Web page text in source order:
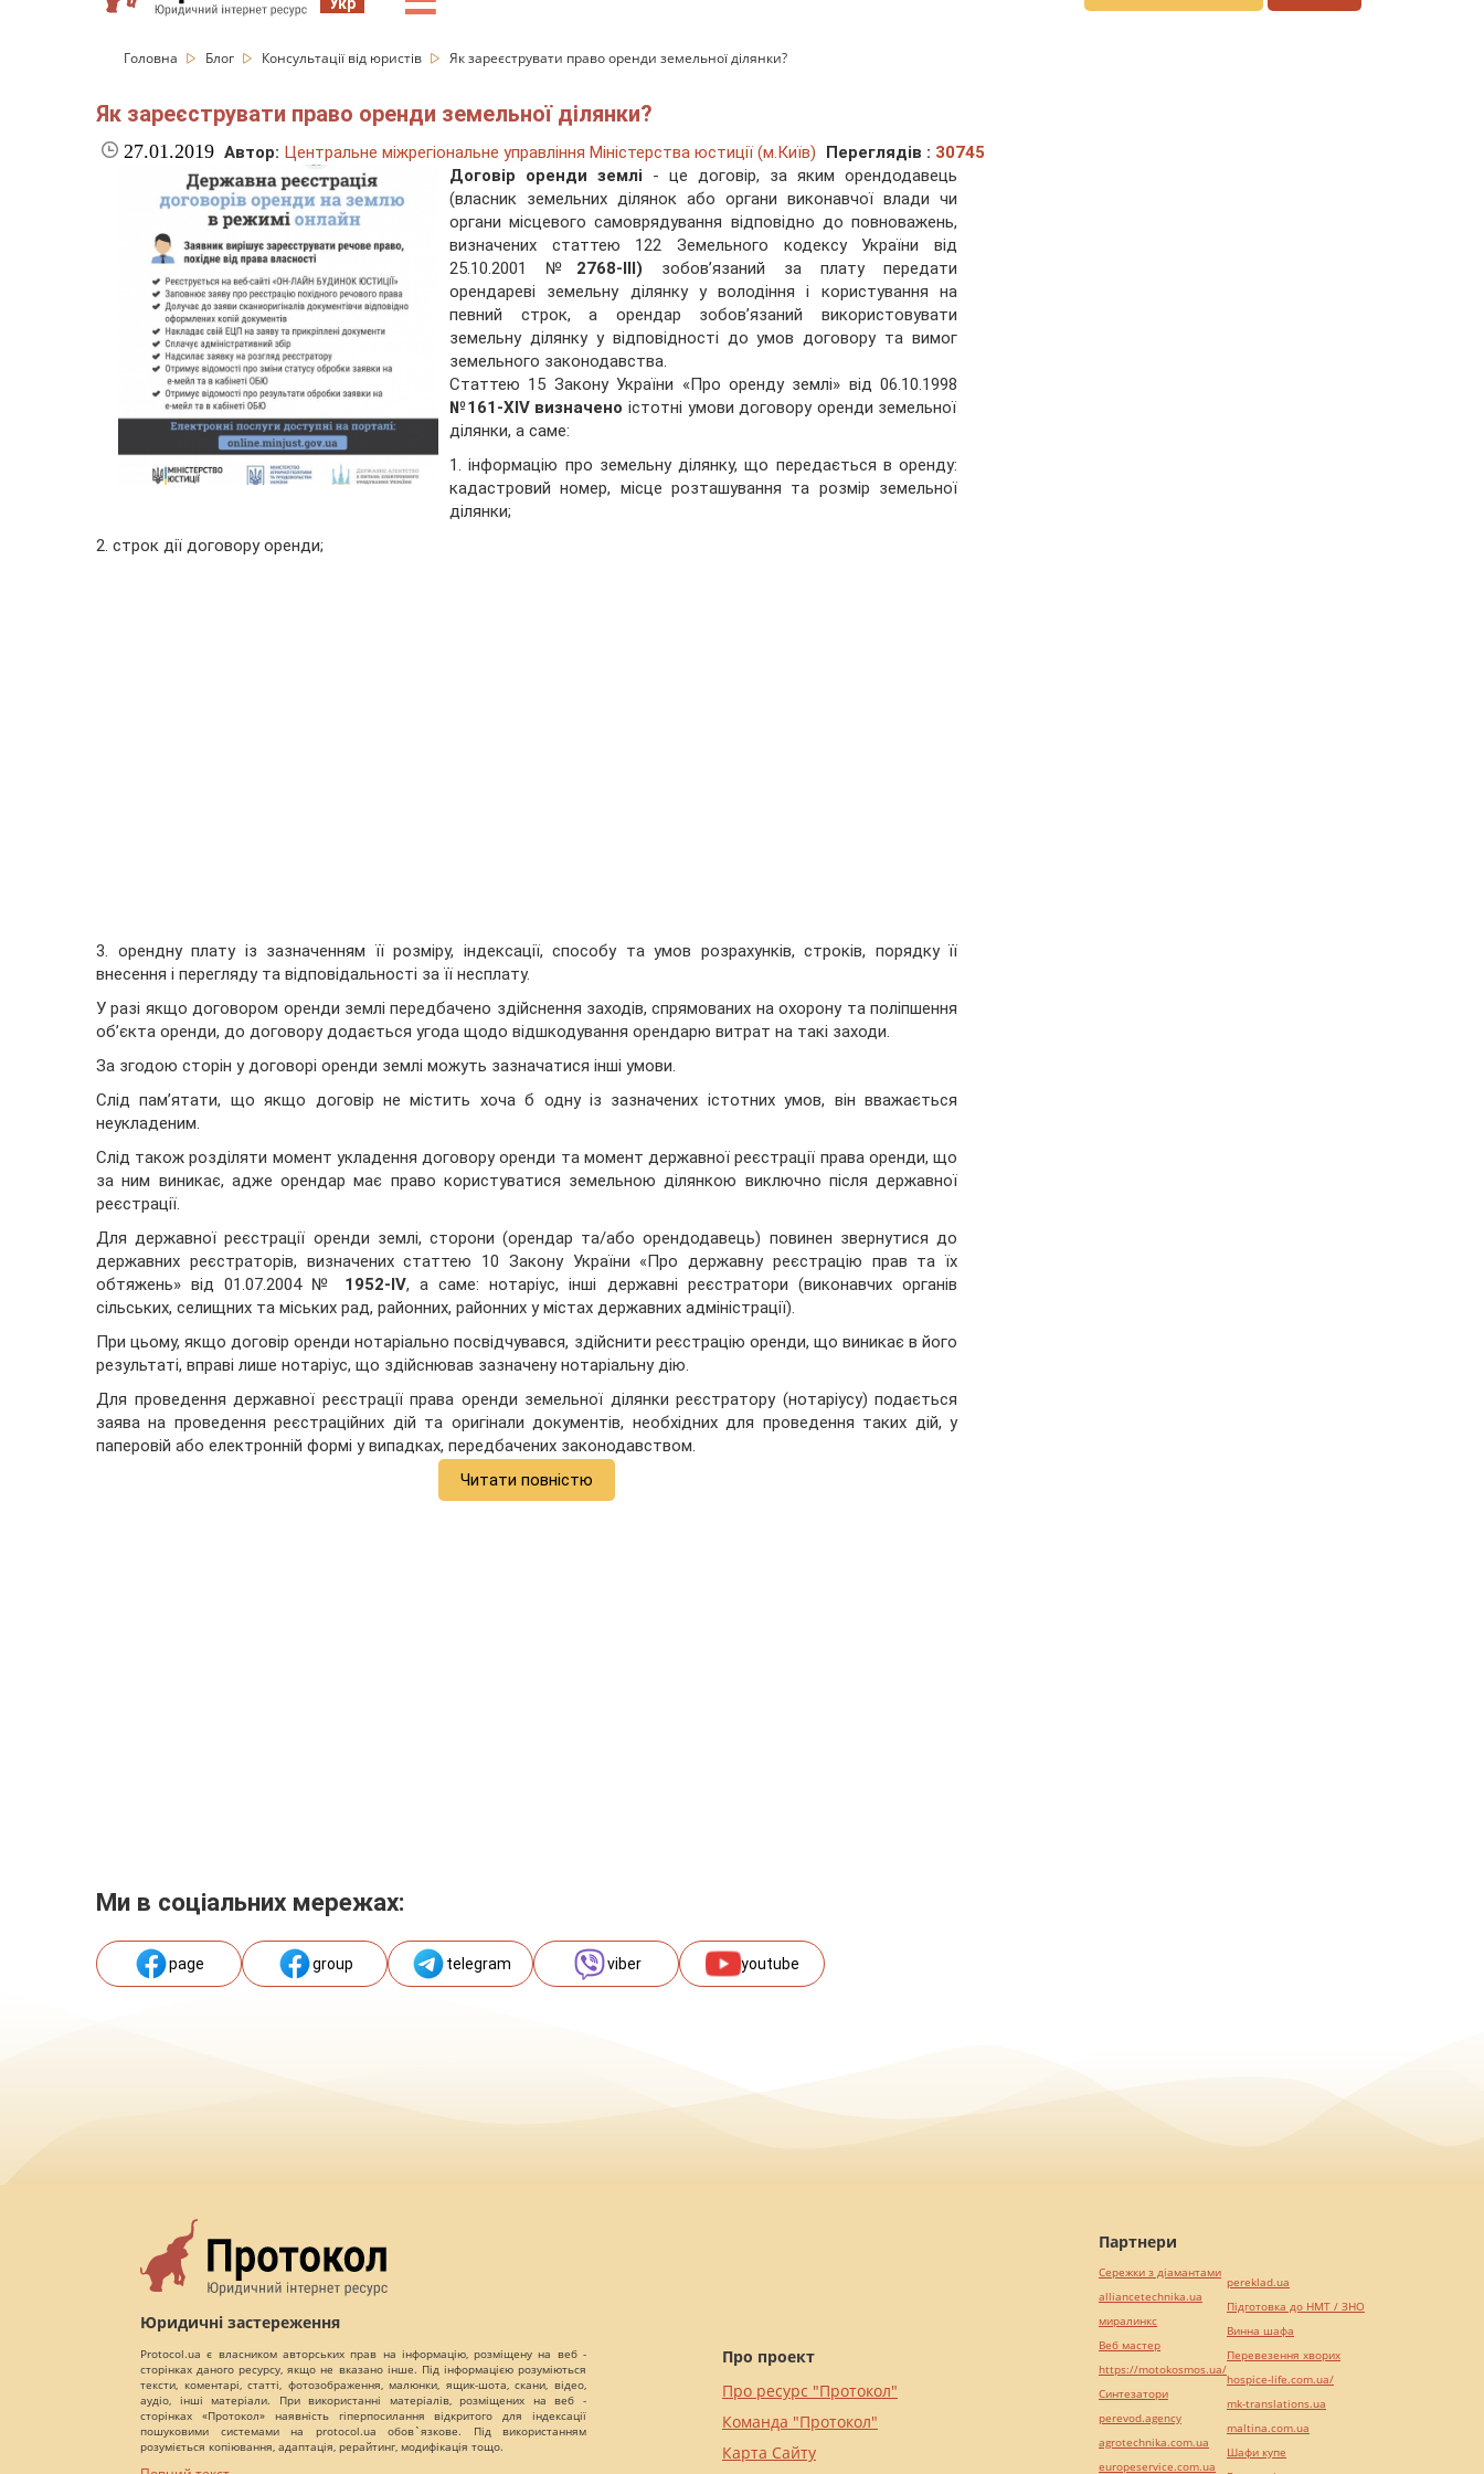
Головна Блог Консультації від юристів Як зареєструвати право оренди земельної ділянки?
Як зареєструвати право оренди земельної ділянки?
27.01.2019 Автор: Центральне міжрегіональне управління Міністерства юстиції (м.Київ) Переглядів : 30745
Договір оренди землі - це договір, за яким орендодавець
(власник земельних ділянок або органи виконавчої влади чи
органи місцевого самоврядування відповідно до повноважень,
визначених статтею 122 Земельного кодексу України від
25.10.2001 № 2768-III) зобов’язаний за плату передати
орендареві земельну ділянку у володіння і користування на
певний строк, а орендар зобов’язаний використовувати
земельну ділянку у відповідності до умов договору та вимог
земельного законодавства.
Статтею 15 Закону України «Про оренду землі» від 06.10.1998
№161-XIV визначено істотні умови договору оренди земельної
ділянки, а саме:
1. інформацію про земельну ділянку, що передається в оренду:
кадастровий номер, місце розташування та розмір земельної
ділянки;
2. строк дії договору оренди;
3. орендну плату із зазначенням її розміру, індексації, способу та умов розрахунків, строків, порядку її
внесення і перегляду та відповідальності за її несплату.
У разі якщо договором оренди землі передбачено здійснення заходів, спрямованих на охорону та поліпшення
об’єкта оренди, до договору додається угода щодо відшкодування орендарю витрат на такі заходи.
За згодою сторін у договорі оренди землі можуть зазначатися інші умови.
Слід пам’ятати, що якщо договір не містить хоча б одну із зазначених істотних умов, він вважається
неукладеним.
Слід також розділяти момент укладення договору оренди та момент державної реєстрації права оренди, що
за ним виникає, адже орендар має право користуватися земельною ділянкою виключно після державної
реєстрації.
Для державної реєстрації оренди землі, сторони (орендар та/або орендодавець) повинен звернутися до
державних реєстраторів, визначених статтею 10 Закону України «Про державну реєстрацію прав та їх
обтяжень» від 01.07.2004 № 1952-IV, а саме: нотаріус, інші державні реєстратори (виконавчих органів
сільських, селищних та міських рад, районних, районних у містах державних адміністрації).
При цьому, якщо договір оренди нотаріально посвідчувався, здійснити реєстрацію оренди, що виникає в його
результаті, вправі лише нотаріус, що здійснював зазначену нотаріальну дію.
Для проведення державної реєстрації права оренди земельної ділянки реєстратору (нотаріусу) подається
заява на проведення реєстраційних дій та оригінали документів, необхідних для проведення таких дій, у
паперовій або електронній формі у випадках, передбачених законодавством.
Читати повністю
Ми в соціальних мережах:
page group telegram viber youtube
Юридичні застереження
Protocol.ua є власником авторських прав на інформацію, розміщену на веб -
сторінках даного ресурсу, якщо не вказано інше. Під інформацією розуміються
тексти, коментарі, статті, фотозображення, малюнки, ящик-шота, скани, відео,
аудіо, інші матеріали. При використанні матеріалів, розміщених на веб -
сторінках «Протокол» наявність гіперпосилання відкритого для індексації
пошуковими системами на protocol.ua обов`язкове. Під використанням
розуміється копіювання, адаптація, рерайтинг, модифікація тощо.
Про проект
Про ресурс "Протокол"
Команда "Протокол"
Карта Сайту
Партнери
Сережки з діамантами
alliancetechnika.ua
миралинкс
Веб мастер
https://motokosmos.ua/
Синтезатори
perevod.agency
agrotechnika.com.ua
europeservice.com.ua
pereklad.ua
Підготовка до НМТ / ЗНО
Винна шафа
Перевезення хворих
hospice-life.com.ua/
mk-translations.ua
maltina.com.ua
Шафи купе